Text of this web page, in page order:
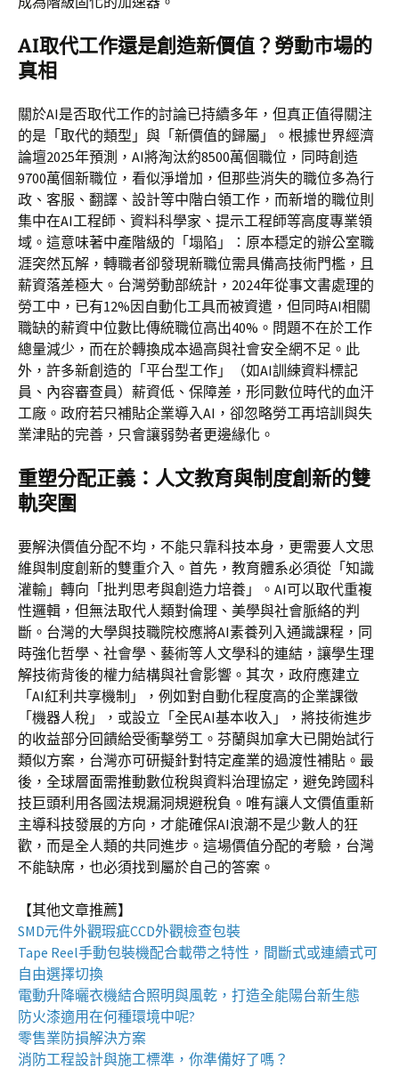
AI取代工作還是創造新價值？勞動市場的
真相
關於AI是否取代工作的討論已持續多年，但真正值得關注
的是「取代的類型」與「新價值的歸屬」。根據世界經濟
論壇2025年預測，AI將淘汰約8500萬個職位，同時創造
9700萬個新職位，看似淨增加，但那些消失的職位多為行
政、客服、翻譯、設計等中階白領工作，而新增的職位則
集中在AI工程師、資料科學家、提示工程師等高度專業領
域。這意味著中產階級的「塌陷」：原本穩定的辦公室職
涯突然瓦解，轉職者卻發現新職位需具備高技術門檻，且
薪資落差極大。台灣勞動部統計，2024年從事文書處理的
勞工中，已有12%因自動化工具而被資遣，但同時AI相關
職缺的薪資中位數比傳統職位高出40%。問題不在於工作
總量減少，而在於轉換成本過高與社會安全網不足。此
外，許多新創造的「平台型工作」（如AI訓練資料標記
員、內容審查員）薪資低、保障差，形同數位時代的血汗
工廠。政府若只補貼企業導入AI，卻忽略勞工再培訓與失
業津貼的完善，只會讓弱勢者更邊緣化。
重塑分配正義：人文教育與制度創新的雙
軌突圍
要解決價值分配不均，不能只靠科技本身，更需要人文思
維與制度創新的雙重介入。首先，教育體系必須從「知識
灌輸」轉向「批判思考與創造力培養」。AI可以取代重複
性邏輯，但無法取代人類對倫理、美學與社會脈絡的判
斷。台灣的大學與技職院校應將AI素養列入通識課程，同
時強化哲學、社會學、藝術等人文學科的連結，讓學生理
解技術背後的權力結構與社會影響。其次，政府應建立
「AI紅利共享機制」，例如對自動化程度高的企業課徵
「機器人稅」，或設立「全民AI基本收入」，將技術進步
的收益部分回饋給受衝擊勞工。芬蘭與加拿大已開始試行
類似方案，台灣亦可研擬針對特定產業的過渡性補貼。最
後，全球層面需推動數位稅與資料治理協定，避免跨國科
技巨頭利用各國法規漏洞規避稅負。唯有讓人文價值重新
主導科技發展的方向，才能確保AI浪潮不是少數人的狂
歡，而是全人類的共同進步。這場價值分配的考驗，台灣
不能缺席，也必須找到屬於自己的答案。
【其他文章推薦】
SMD元件外觀瑕疵CCD外觀檢查包裝
Tape Reel手動包裝機配合載帶之特性，間斷式或連續式可
自由選擇切換
電動升降曬衣機結合照明與風乾，打造全能陽台新生態
防火漆適用在何種環境中呢?
零售業防損解決方案
消防工程設計與施工標準，你準備好了嗎？